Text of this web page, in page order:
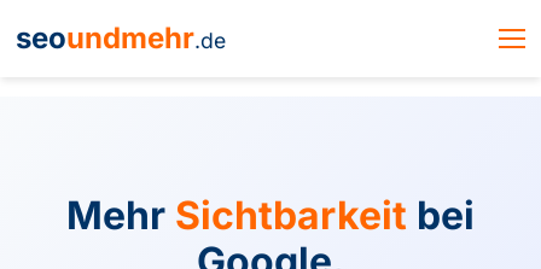
seoundmehr.de
Mehr Sichtbarkeit bei